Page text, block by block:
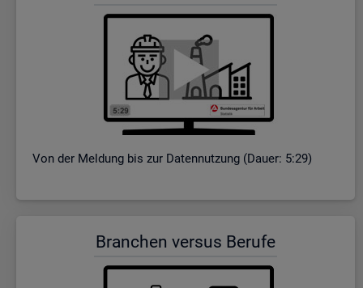
Von der Mel­dung bis zur Da­ten­nut­zung (Dauer: 5:29)
Bran­chen ver­sus Be­ru­fe